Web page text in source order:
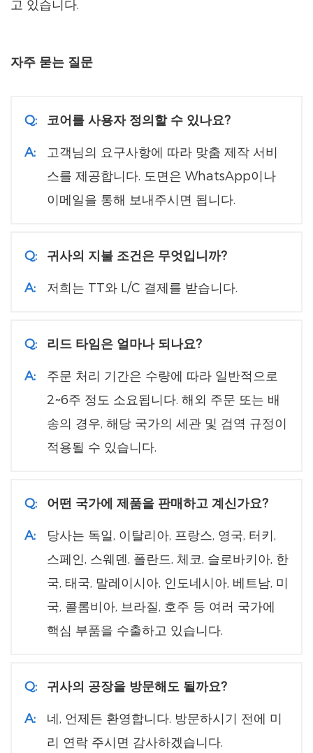
고 있습니다.
자주 묻는 질문
Q: 코어를 사용자 정의할 수 있나요?
A:
고객님의 요구사항에 따라 맞춤 제작 서비
스를 제공합니다. 도면은 WhatsApp이나
이메일을 통해 보내주시면 됩니다.
Q: 귀사의 지불 조건은 무엇입니까?
A: 저희는 TT와 L/C 결제를 받습니다.
Q: 리드 타임은 얼마나 되나요?
A:
주문 처리 기간은 수량에 따라 일반적으로
2~6주 정도 소요됩니다. 해외 주문 또는 배
송의 경우, 해당 국가의 세관 및 검역 규정이
적용될 수 있습니다.
Q: 어떤 국가에 제품을 판매하고 계신가요?
A:
당사는 독일, 이탈리아, 프랑스, ​​영국, 터키,
스페인, 스웨덴, 폴란드, 체코, 슬로바키아, 한
국, 태국, 말레이시아, 인도네시아, 베트남, 미
국, 콜롬비아, 브라질, 호주 등 여러 국가에
핵심 부품을 수출하고 있습니다.
Q: 귀사의 공장을 방문해도 될까요?
A:
네, 언제든 환영합니다. 방문하시기 전에 미
리 연락 주시면 감사하겠습니다.